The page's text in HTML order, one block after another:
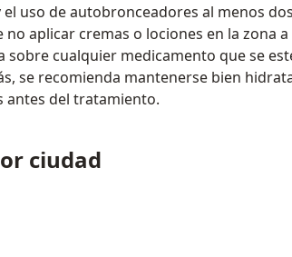
uso de autobronceadores al menos
aplicar cremas o lociones en la zona
sobre cualquier medicamento que se
se recomienda mantenerse bien
antes del tratamiento.
ciudad